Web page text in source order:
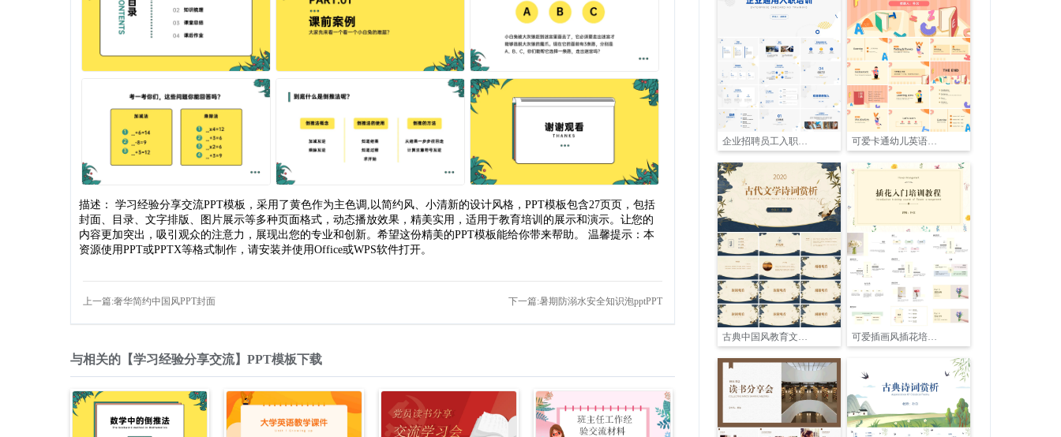
描述： 学习经验分享交流PPT模板，采用了黄色作为主色调,以简约风、小清新的设计风格，PPT模板包含27页页，包括
封面、目录、文字排版、图片展示等多种页面格式，动态播放效果，精美实用，适用于教育培训的展示和演示。让您的
内容更加突出，吸引观众的注意力，展现出您的专业和创新。希望这份精美的PPT模板能给你带来帮助。 温馨提示：本
资源使用PPT或PPTX等格式制作，请安装并使用Office或WPS软件打开。
上一篇:奢华简约中国风PPT封面 下一篇:暑期防溺水安全知识泡pptPPT
与相关的【学习经验分享交流】PPT模板下载
企业招聘员工入职培训PPT 可爱卡通幼儿英语课件ppt
古典中国风教育文学课件PPT 可爱插画风插花培训PPT